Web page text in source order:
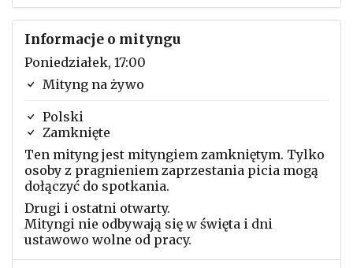
Informacje o mityngu
Poniedziałek, 17:00
Mityng na żywo
Polski
Zamknięte
Ten mityng jest mityngiem zamkniętym. Tylko
osoby z pragnieniem zaprzestania picia mogą
dołączyć do spotkania.
Drugi i ostatni otwarty.
Mityngi nie odbywają się w święta i dni
ustawowo wolne od pracy.